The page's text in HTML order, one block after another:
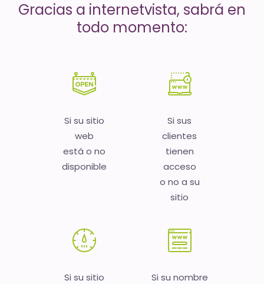
oro
Gracias a internetvista, sabrá en
todo momento:
Si su sitio
web
está o no
disponible
Si sus
clientes
tienen
acceso
o no a su
sitio
Si su sitio
Si su nombre